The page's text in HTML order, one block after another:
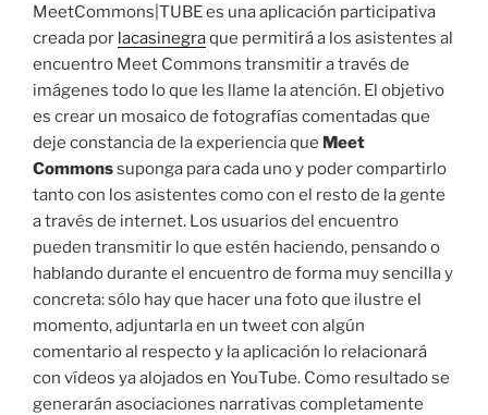
MeetCommons|TUBE es una aplicación participativa
creada por lacasinegraque permitirá a los asistentes al
encuentro Meet Commons transmitir a través de
imágenes todo lo que les llame la atención. El objetivo
es crear un mosaico de fotografías comentadas que
deje constancia de la experiencia que Meet
Commonssuponga para cada uno y poder compartirlo
tanto con los asistentes como con el resto de la gente
a través de internet. Los usuarios del encuentro
pueden transmitir lo que estén haciendo, pensando o
hablando durante el encuentro de forma muy sencilla y
concreta: sólo hay que hacer una foto que ilustre el
momento, adjuntarla en un tweet con algún
comentario al respecto y la aplicación lo relacionará
con vídeos ya alojados en YouTube. Como resultado se
generarán asociaciones narrativas completamente